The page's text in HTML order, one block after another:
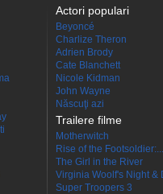
Actori populari
Beyoncé
Charlize Theron
Adrien Brody
Cate Blanchett
Nicole Kidman
John Wayne
Născuţi azi
Trailere filme
Motherwitch
Rise of the Footsoldier:...
The Girl in the River
Virginia Woolf's Night &
Super Troopers 3